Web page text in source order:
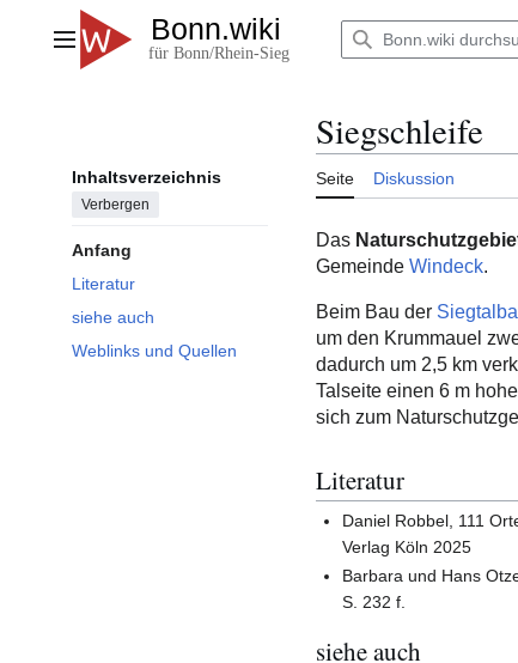
springenHauptmenü
Inhaltsverzeichnis
Verbergen
Anfang
Literatur
siehe auch
Weblinks und Quellen
Siegschleife
Seite Diskussion
Das
Gemeinde Windeck.
Beim Bau der
um den Krummauel
dadurch um 2,5 km
Talseite einen 6 m
sich zum
Literatur
Daniel Robbel, 111
Verlag Köln 2025
Barbara und Hans
S. 232 f.
siehe auch